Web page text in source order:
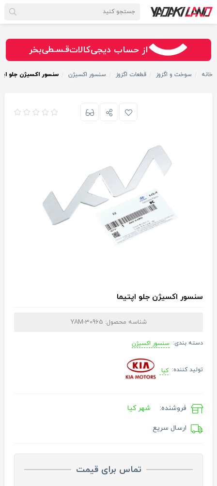
از حساب دیجی‌کالات
سـریــع
امـــــن
قـسـطیبخر
خانه سوخت و اگزوز قطعات اگزوز سنسور اکسیژن سنسور اکسیژن جلو
سنسور اکسیژن جلو اپتیما
شناسه محصول: YAM-30965
دسته بندی: سنسور اکسیژن
تولید کننده: کیا
فروشنده: شهر کیا
ارسال سریع
تماس برای قیمت